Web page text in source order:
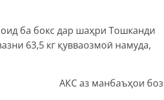
ба бокс дар шаҳри Тошканди
63,5 кг қувваозмоӣ намуда,
АКС аз манбаъҳои боз